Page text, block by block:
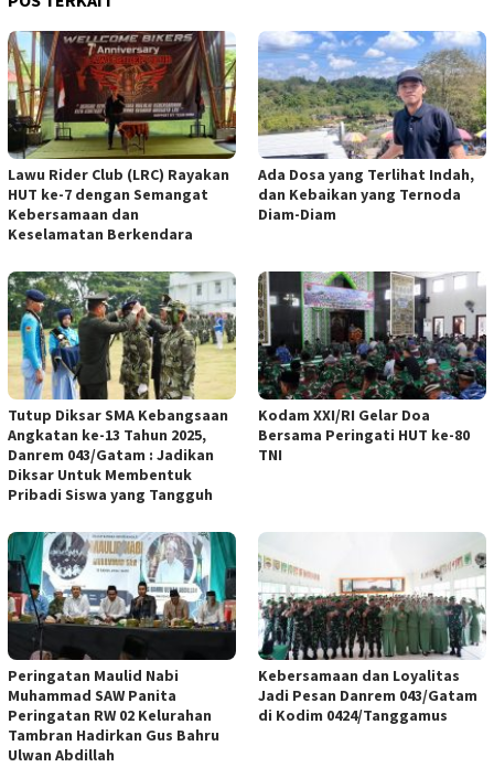
Lawu Rider Club (LRC) Rayakan
HUT ke-7 dengan Semangat
Kebersamaan dan
Keselamatan Berkendara
Ada Dosa yang Terlihat Indah,
dan Kebaikan yang Ternoda
Diam-Diam
Tutup Diksar SMA Kebangsaan
Angkatan ke-13 Tahun 2025,
Danrem 043/Gatam : Jadikan
Diksar Untuk Membentuk
Pribadi Siswa yang Tangguh
Kodam XXI/RI Gelar Doa
Bersama Peringati HUT ke-80
TNI
Peringatan Maulid Nabi
Muhammad SAW Panita
Peringatan RW 02 Kelurahan
Tambran Hadirkan Gus Bahru
Ulwan Abdillah
Kebersamaan dan Loyalitas
Jadi Pesan Danrem 043/Gatam
di Kodim 0424/Tanggamus